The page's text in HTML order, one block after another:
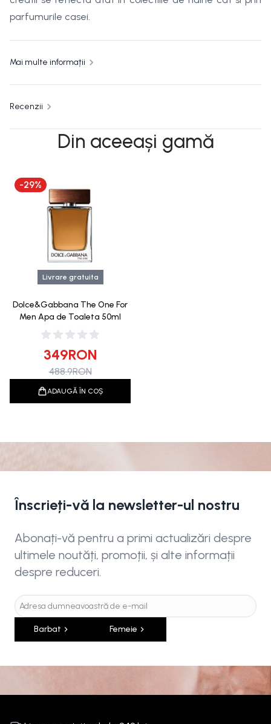
parfumurile casei.
Mai multe informații
Recenzii
Din aceeași gamă
-29%
Livrare gratuita
Dolce&Gabbana The One For
Men Apa de Toaleta 50ml
349RON
488.9RON
ADAUGĂ ÎN COȘ
Înscrieți-vă la newsletter-ul nostru
Abonați-vă pentru a primi actualizări despre
ultimele noutăți, promoții, și alte informații
despre reduceri.
Barbat Femeie